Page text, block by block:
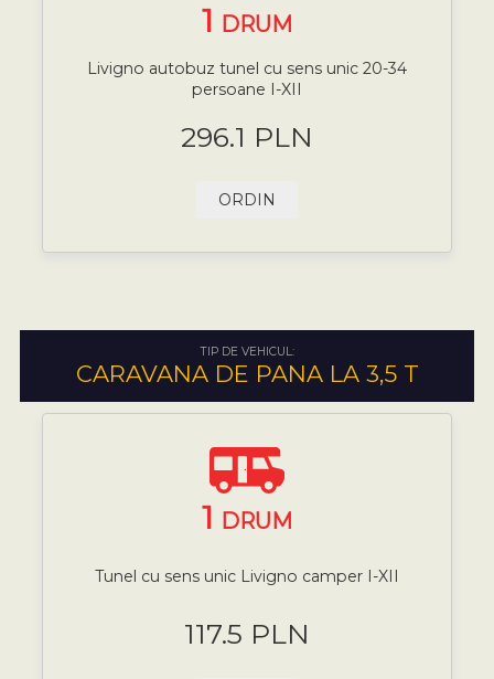
1 DRUM
Livigno autobuz tunel cu sens unic 20-34
persoane I-XII
296.1 PLN
ORDIN
TIP DE VEHICUL:
CARAVANA DE PANA LA 3,5 T
1 DRUM
Tunel cu sens unic Livigno camper I-XII
117.5 PLN